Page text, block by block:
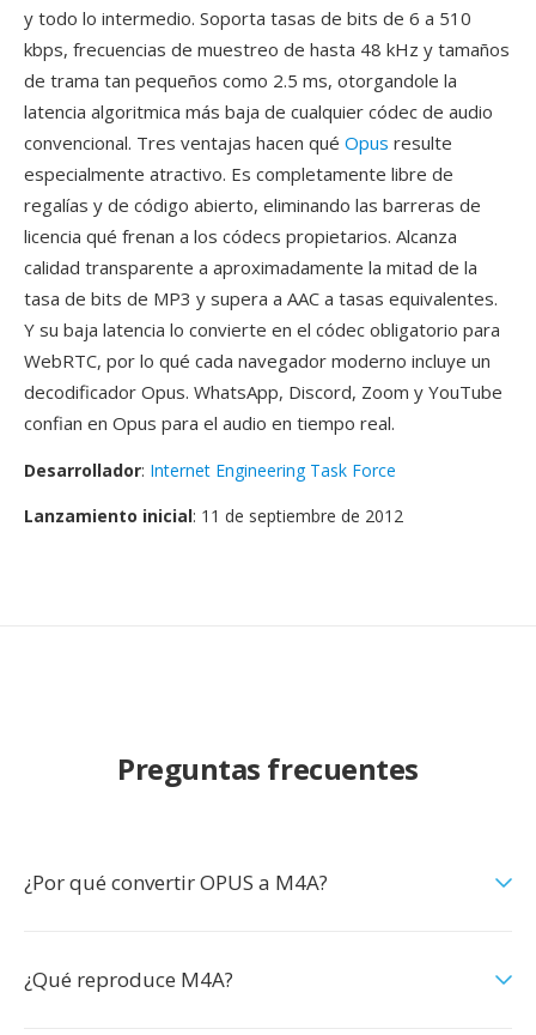
y todo lo intermedio. Soporta tasas de bits de 6 a 510
kbps, frecuencias de muestreo de hasta 48 kHz y tamaños
de trama tan pequeños como 2.5 ms, otorgandole la
latencia algoritmica más baja de cualquier códec de audio
convencional. Tres ventajas hacen qué Opus resulte
especialmente atractivo. Es completamente libre de
regalías y de código abierto, eliminando las barreras de
licencia qué frenan a los códecs propietarios. Alcanza
calidad transparente a aproximadamente la mitad de la
tasa de bits de MP3 y supera a AAC a tasas equivalentes.
Y su baja latencia lo convierte en el códec obligatorio para
WebRTC, por lo qué cada navegador moderno incluye un
decodificador Opus. WhatsApp, Discord, Zoom y YouTube
confian en Opus para el audio en tiempo real.
Desarrollador: Internet Engineering Task Force
Lanzamiento inicial: 11 de septiembre de 2012
Preguntas frecuentes
¿Por qué convertir OPUS a M4A?
¿Qué reproduce M4A?